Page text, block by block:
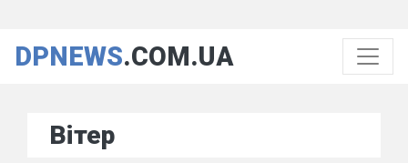
DPNEWS.COM.UA
Вітер